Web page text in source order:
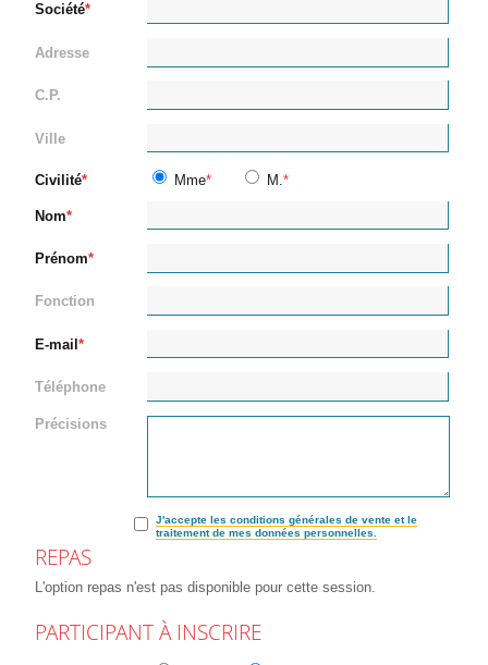
Société
Adresse
C.P.
Ville
Civilité Mme M.
Nom
Prénom
Fonction
E-mail
Téléphone
Précisions
J'accepte les conditions générales de vente et le
traitement de mes données personnelles.
REPAS
L'option repas n'est pas disponible pour cette session.
PARTICIPANT À INSCRIRE